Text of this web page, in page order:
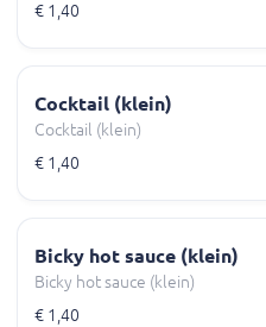
€ 1,40
Cocktail (klein)
Cocktail (klein)
€ 1,40
Bicky hot sauce (klein)
Bicky hot sauce (klein)
€ 1,40